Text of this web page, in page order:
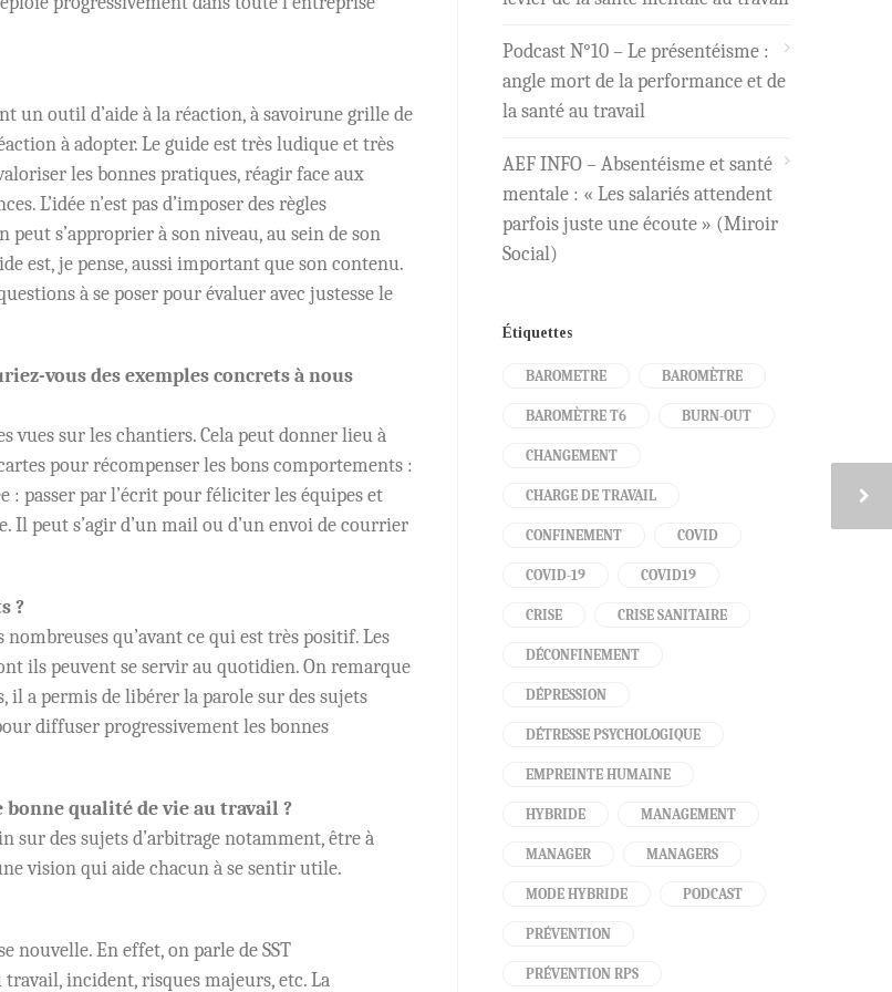
un outil d’aide à la réaction, à savoirune grille de
à adopter. Le guide est très ludique et très
les bonnes pratiques, réagir face aux
L’idée n’est pas d’imposer des règles
s’approprier à son niveau, au sein de son
est, je pense, aussi important que son contenu.
à se poser pour évaluer avec justesse le
vous des exemples concrets à nous
vues sur les chantiers. Cela peut donner lieu à
pour récompenser les bons comportements :
passer par l’écrit pour féliciter les équipes et
peut s’agir d’un mail ou d’un envoi de courrier
?
qu’avant ce qui est très positif. Les
ils peuvent se servir au quotidien. On remarque
il a permis de libérer la parole sur des sujets
diffuser progressivement les bonnes
qualité de vie au travail ?
sur des sujets d’arbitrage notamment, être à
vision qui aide chacun à se sentir utile.
nouvelle. En effet, on parle de SST
incident, risques majeurs, etc. La
Podcast N°10 – Le présentéisme :
angle mort de la performance et de
la santé au travail
AEF INFO – Absentéisme et santé
mentale : « Les salariés attendent
parfois juste une écoute » (Miroir
Social)
Étiquettes
BAROMETRE BAROMÈTRE
BAROMÈTRE T6 BURN-OUT
CHANGEMENT
CHARGE DE TRAVAIL
CONFINEMENT COVID
COVID-19 COVID19
CRISE CRISE SANITAIRE
DÉCONFINEMENT
DÉPRESSION
DÉTRESSE PSYCHOLOGIQUE
EMPREINTE HUMAINE
HYBRIDE MANAGEMENT
MANAGER MANAGERS
MODE HYBRIDE PODCAST
PRÉVENTION
PRÉVENTION RPS